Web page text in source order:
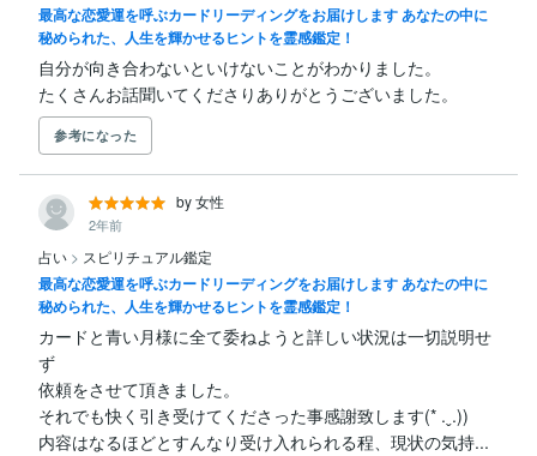
最高な恋愛運を呼ぶカードリーディングをお届けします あなたの中に
秘められた、人生を輝かせるヒントを霊感鑑定！
自分が向き合わないといけないことがわかりました。
たくさんお話聞いてくださりありがとうございました。
参考になった
by 女性
2年前
占い > スピリチュアル鑑定
最高な恋愛運を呼ぶカードリーディングをお届けします あなたの中に
秘められた、人生を輝かせるヒントを霊感鑑定！
カードと青い月様に全て委ねようと詳しい状況は一切説明せ
ず
依頼をさせて頂きました。
それでも快く引き受けてくださった事感謝致します(* .ˬ.))
内容はなるほどとすんなり受け入れられる程、現状の気持...